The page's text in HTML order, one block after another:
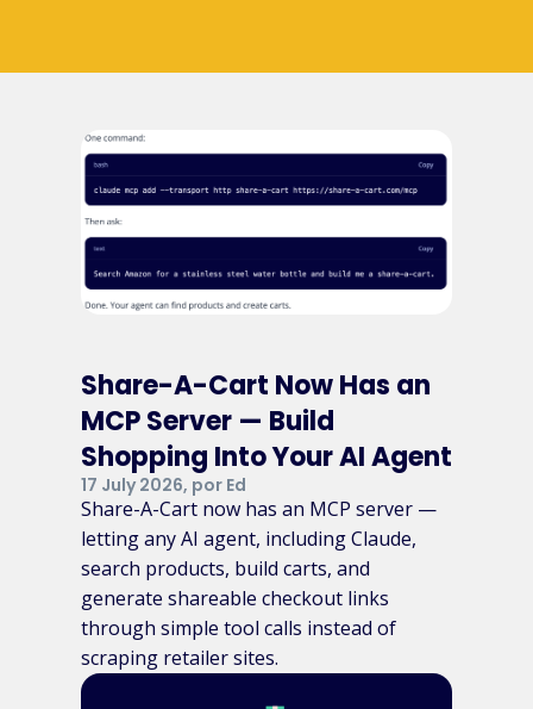
Share-A-Cart Now Has an
MCP Server — Build
Shopping Into Your AI Agent
17 July 2026, por Ed
Share-A-Cart now has an MCP server —
letting any AI agent, including Claude,
search products, build carts, and
generate shareable checkout links
through simple tool calls instead of
scraping retailer sites.